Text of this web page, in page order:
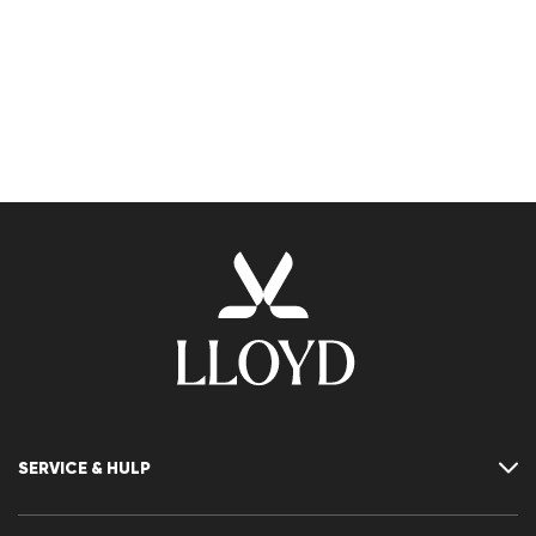
SERVICE & HULP